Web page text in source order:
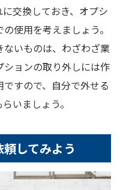
交換しておき、オプシ
使用を考えましょう。
いものは、わざわざ業
ョンの取り外しには作
すので、自分で外せる
いましょう。
してみよう